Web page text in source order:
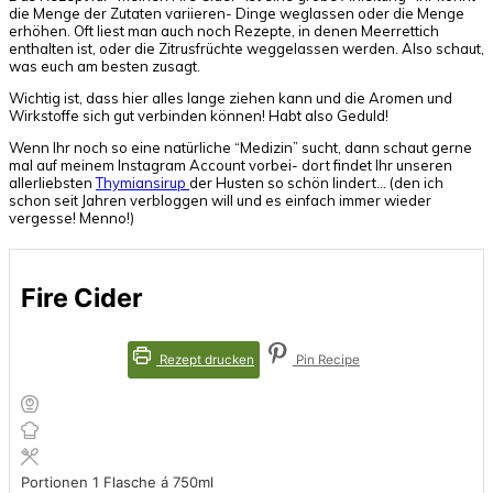
die Menge der Zutaten variieren- Dinge weglassen oder die Menge
erhöhen. Oft liest man auch noch Rezepte, in denen Meerrettich
enthalten ist, oder die Zitrusfrüchte weggelassen werden. Also schaut,
was euch am besten zusagt.
Wichtig ist, dass hier alles lange ziehen kann und die Aromen und
Wirkstoffe sich gut verbinden können! Habt also Geduld!
Wenn Ihr noch so eine natürliche “Medizin” sucht, dann schaut gerne
mal auf meinem Instagram Account vorbei- dort findet Ihr unseren
allerliebstenThymiansirup der Husten so schön lindert… (den ich
schon seit Jahren verbloggen will und es einfach immer wieder
vergesse! Menno!)
Fire Cider
Rezept drucken Pin Recipe
Portionen 1 Flasche á 750ml